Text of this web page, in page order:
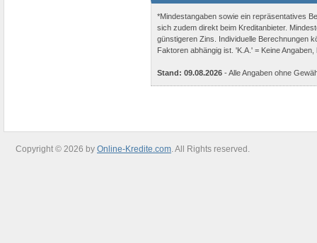
*Mindestangaben sowie ein repräsentatives
sich zudem direkt beim Kreditanbieter.
günstigeren Zins. Individuelle Berechnungen
Faktoren abhängig ist. 'K.A.' = Keine
Stand: 09.08.2026 - Alle Angaben ohne
Copyright © 2026 by Online-Kredite.com. All Rights reserved.